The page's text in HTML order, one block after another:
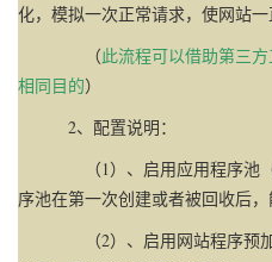
化，模拟一次正常请求，使网站一
（此流程可以借助第三
相同目的）
2、配置说明：
（1）、启用应用程序池（
序池在第一次创建或者被回收后，
（2）、启用网站程序预加